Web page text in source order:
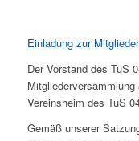
Einladung zur
Der Vorstand des TuS
Vereinsheim des TuS
Gemäß unserer